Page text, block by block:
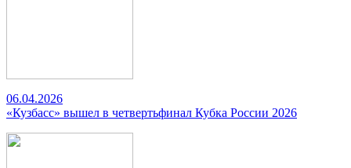
06.04.2026
«Кузбасс» вышел в четвертьфинал Кубка России 2026